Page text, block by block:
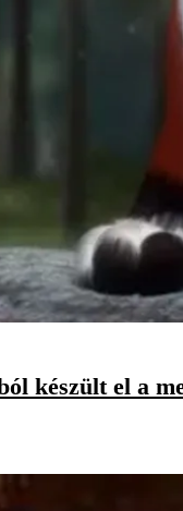
készült el a